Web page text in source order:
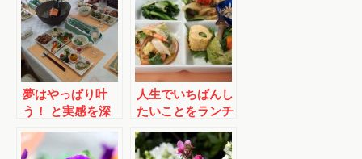
夢はやっぱり叶
う！ と実感を深
めたランチ会でし
た
人生でいちばんし
たいことをランチ
会にしちゃいまし
た！